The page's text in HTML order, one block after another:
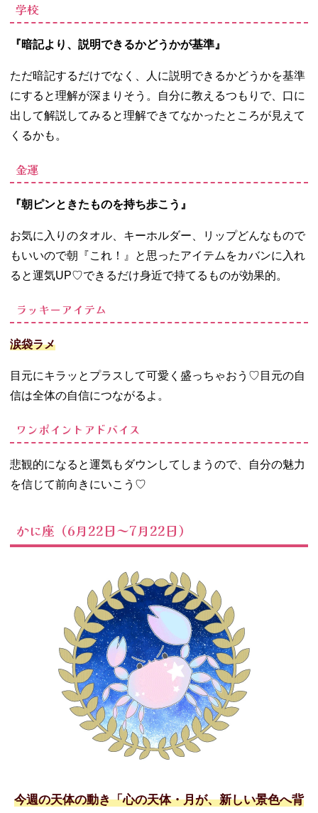
学校
『暗記より、説明できるかどうかが基準』
ただ暗記するだけでなく、人に説明できるかどうかを基準
にすると理解が深まりそう。自分に教えるつもりで、口に
出して解説してみると理解できてなかったところが見えて
くるかも。
金運
『朝ピンときたものを持ち歩こう』
お気に入りのタオル、キーホルダー、リップどんなもので
もいいので朝『これ！』と思ったアイテムをカバンに入れ
ると運気UP♡できるだけ身近で持てるものが効果的。
ラッキーアイテム
涙袋ラメ
目元にキラッとプラスして可愛く盛っちゃおう♡目元の自
信は全体の自信につながるよ。
ワンポイントアドバイス
悲観的になると運気もダウンしてしまうので、自分の魅力
を信じて前向きにいこう♡
かに座（6月22日～7月22日）
今週の天体の動き「心の天体・月が、新しい景色へ背